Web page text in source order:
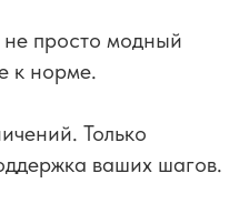
просто модный
к норме.
Только
ваших шагов.